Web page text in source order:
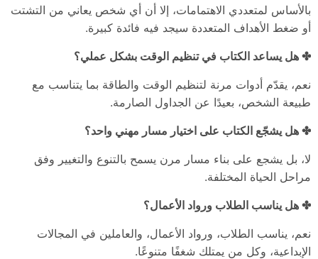
بالأساس لمتعددي الاهتمامات، إلا أن أي شخص يعاني من التشتت
أو ضغط الأهداف المتعددة سيجد فيه فائدة كبيرة.
✤ هل يساعد الكتاب في تنظيم الوقت بشكل عملي؟
نعم، يقدّم أدوات مرنة لتنظيم الوقت والطاقة بما يتناسب مع
طبيعة الشخص، بعيدًا عن الجداول الصارمة.
✤ هل يشجّع الكتاب على اختيار مسار مهني واحد؟
لا، بل يشجع على بناء مسار مرن يسمح بالتنوع والتغيير وفق
مراحل الحياة المختلفة.
✤ هل يناسب الطلاب ورواد الأعمال؟
نعم، يناسب الطلاب، ورواد الأعمال، والعاملين في المجالات
الإبداعية، وكل من يمتلك شغفًا متنوعًا.